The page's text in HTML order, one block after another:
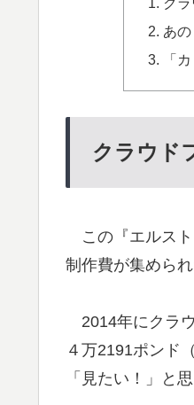
あ
「
クラウド
この『エルスト
制作費が集めら
2014年にクラ
４万2191ポンド
「見たい！」と